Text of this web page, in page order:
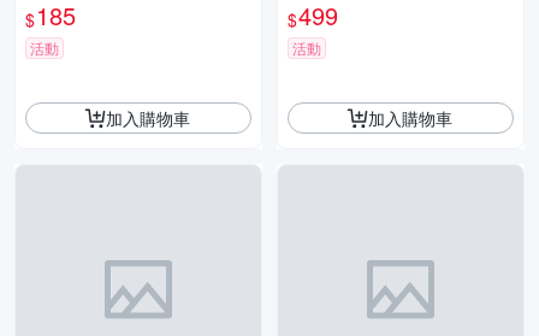
澤/透白細緻/淨爽水嫩 泡泡洗
面乳 壓瓶
$185
活動
加入購物車
香精 無添加 台灣製 不連抽 附
蓋
$499
活動
加入購物車